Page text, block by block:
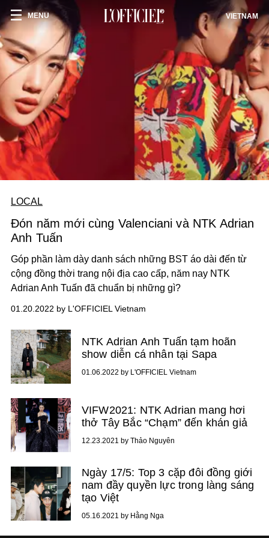
MENU VIETNAM
LOCAL
Đón năm mới cùng Valenciani và NTK Adrian
Anh Tuấn
Góp phần làm dày danh sách những BST áo dài đến từ
cộng đồng thời trang nội địa cao cấp, năm nay NTK
Adrian Anh Tuấn đã chuẩn bị những gì?
01.20.2022 by L'OFFICIEL Vietnam
NTK Adrian Anh Tuấn tạm hoãn
show diễn cá nhân tại Sapa
01.06.2022 by L'OFFICIEL Vietnam
VIFW2021: NTK Adrian mang hơi
thở Tây Bắc “Chạm” đến khán giả
12.23.2021 by Thảo Nguyên
Ngày 17/5: Top 3 cặp đôi đồng giới
nam đầy quyền lực trong làng sáng
tạo Việt
05.16.2021 by Hằng Nga